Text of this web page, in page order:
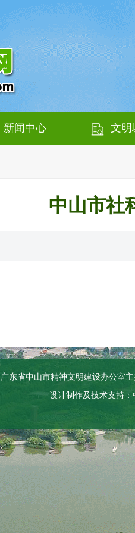
新闻中心 文明
中山市社
广东省中山市精神文明建设办公室主
设计制作及技术支持：